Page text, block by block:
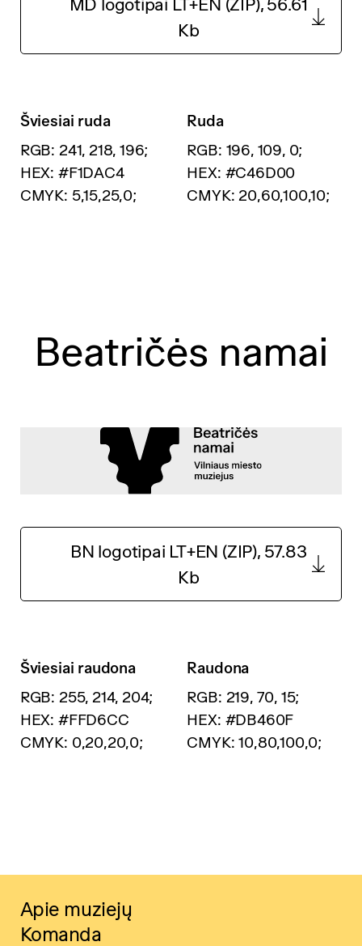
Kb
Šviesiai ruda
RGB: 241, 218, 196;
HEX: #F1DAC4
CMYK: 5,15,25,0;
Ruda
RGB: 196, 109, 0;
HEX: #C46D00
CMYK: 20,60,100,10;
Beatričės namai
BN logotipai LT+EN (ZIP), 57.83
Kb
Šviesiai raudona
RGB: 255, 214, 204;
HEX: #FFD6CC
CMYK: 0,20,20,0;
Raudona
RGB: 219, 70, 15;
HEX: #DB460F
CMYK: 10,80,100,0;
Apie muziejų
Komanda